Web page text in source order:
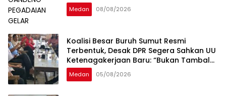
Medan 08/08/2026
Koalisi Besar Buruh Sumut Resmi
Terbentuk, Desak DPR Segera Sahkan UU
Ketenagakerjaan Baru: “Bukan Tambal
Sulam, Tapi Perubahan Total”
Medan 05/08/2026